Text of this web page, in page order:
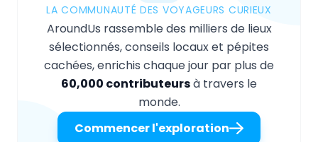
LA COMMUNAUTÉ DES VOYAGEURS CURIEUX
AroundUs rassemble des milliers de lieux
sélectionnés, conseils locaux et pépites
cachées, enrichis chaque jour par plus de
60,000 contributeursà travers le
monde.
Commencer l'exploration